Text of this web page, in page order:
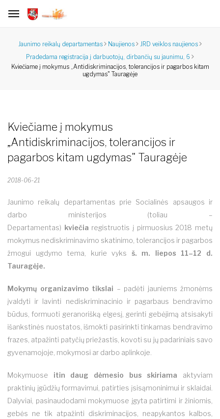
Jaunimo reikalų departamentas Naujienos
JRD veiklos naujienos
Pradedama registracija į darbuotojų, dirbančių su jaunimu, 6
Kviečiame į mokymus „Antidiskriminacijos, tolerancijos ir pagarbos kitam
ugdymas" Tauragėje
Kviečiame į mokymus
„Antidiskriminacijos, tolerancijos ir
pagarbos kitam ugdymas" Tauragėje
2018-06-21
Jaunimo reikalų departamentas prie Socialinės apsaugos ir
darbo ministerijos (toliau –
Departamentas) kviečia registruotis į pirmuosius 2018 metų
mokymus nediskriminavimo skatinimo, tolerancijos ir pagarbos
žmogui ugdymo tema, kurie vyks š. m. liepos 11–12 d.
Tauragėje.
Mokymų organizavimo tikslai – padėti jauniems žmonėms
įvaldyti ir lavinti nediskriminacinio ir pagarbaus bendravimo
būdus, formuoti geranorišką elgesį, gerinti gebėjimą atsisakyti
išankstinės nuostatos, išmokti pasirinkti tinkamas bendravimo
frazes, atpažinti patyčių priežastis, kovoti su jų padariniais savo
gyvenamojoje, mokymosi ar darbo aplinkoje.
Mokymuose itin daug dėmesio bus skiriama aktyviam
praktinių įgūdžių formavimui, patirties įsisąmoninimui ir sklaidai.
Dalyviai, pasinaudodami mokymuose įgyta patirtimi ir žiniomis,
gebės ne tik atpažinti diskriminacijos, neapykantos kalbos,